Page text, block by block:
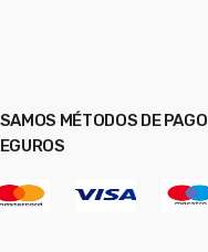
MÉTODOS DE PAGO